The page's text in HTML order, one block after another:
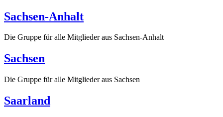
Sachsen-Anhalt
Die Gruppe für alle Mitglieder aus Sachsen-Anhalt
Sachsen
Die Gruppe für alle Mitglieder aus Sachsen
Saarland